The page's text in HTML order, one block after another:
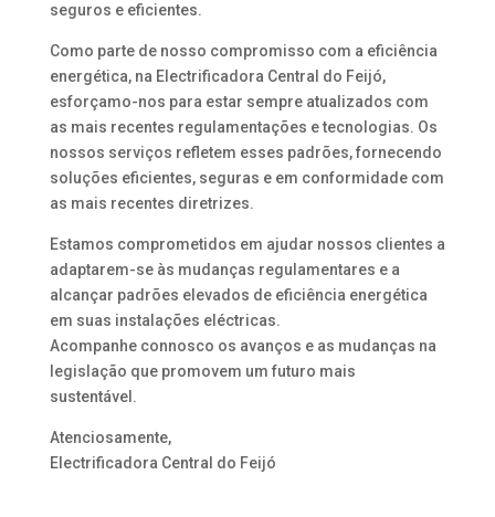
seguros e eficientes.
Como parte de nosso compromisso com a eficiência
energética, na Electrificadora Central do Feijó,
esforçamo-nos para estar sempre atualizados com
as mais recentes regulamentações e tecnologias. Os
nossos serviços refletem esses padrões, fornecendo
soluções eficientes, seguras e em conformidade com
as mais recentes diretrizes.
Estamos comprometidos em ajudar nossos clientes a
adaptarem-se às mudanças regulamentares e a
alcançar padrões elevados de eficiência energética
em suas instalações eléctricas.
Acompanhe connosco os avanços e as mudanças na
legislação que promovem um futuro mais
sustentável.
Atenciosamente,
Electrificadora Central do Feijó